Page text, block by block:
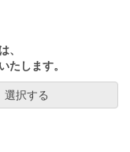
、
たします。
選択する